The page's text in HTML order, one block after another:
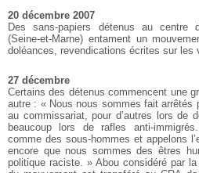
20 décembre 2007
Des sans-papiers détenus au centre
(Seine-et-Marne) entament un
doléances, revendications écrites sur les
27 décembre
Certains des détenus commencent une
autre : « Nous nous sommes fait arrêtés
au commissariat, pour d’autres lors de
beaucoup lors de rafles anti-
comme des sous-hommes et appelons
encore que nous sommes des êtres
politique raciste. » Abou considéré par